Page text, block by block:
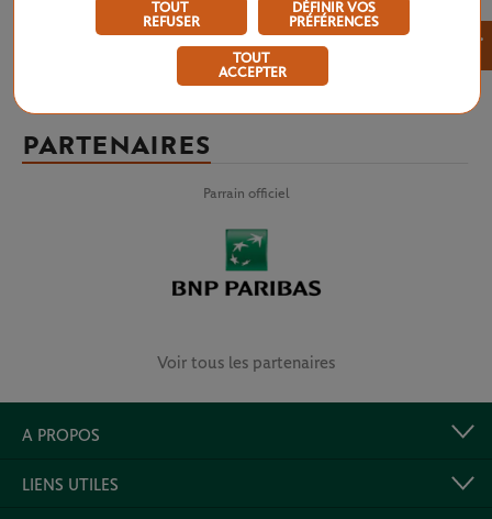
PARTENAIRES
Parrain officiel
Voir tous les partenaires
A PROPOS
LIENS UTILES
TOUT
REFUSER
DÉFINIR VOS
PRÉFÉRENCES
TOUT
ACCEPTER